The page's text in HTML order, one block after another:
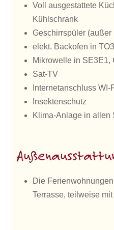
Voll ausgestattete
Kühlschrank
Geschirrspüler (außer
elekt. Backofen in
Mikrowelle in SE3E1,
Sat-TV
Internetanschluss WI-
Insektenschutz
Klima-Anlage in allen
Die
Terrasse, teilweise